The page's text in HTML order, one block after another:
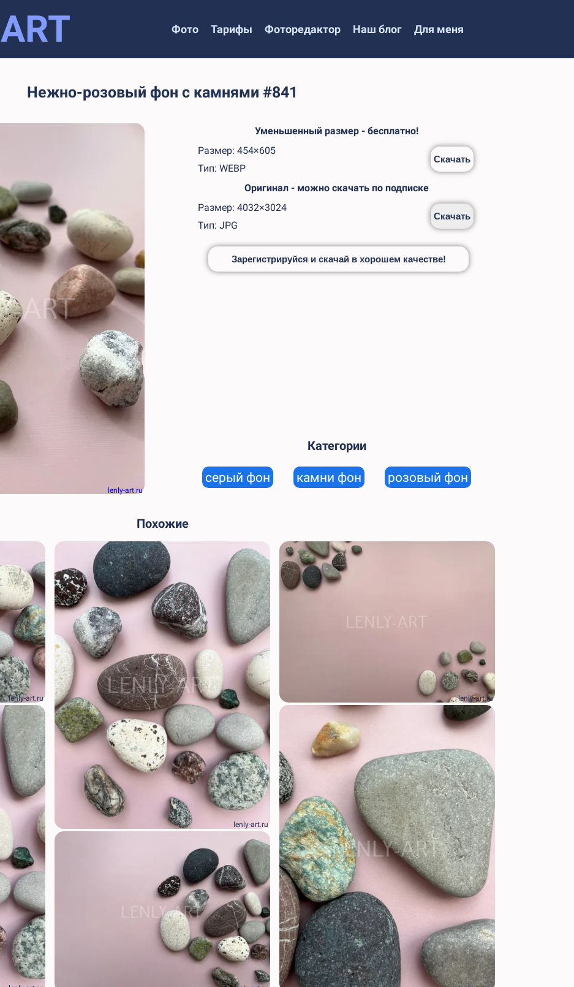
ART Фото Тарифы Фоторедактор Наш блог Для меня
Нежно-розовый фон с камнями #841
lenly-art.ru
Уменьшенный размер - бесплатно!
Размер: 454×605
Тип: WEBP
Скачать
Оригинал - можно скачать по подписке
Размер: 4032×3024
Тип: JPG
Скачать
Зарегистрируйся и скачай в хорошем качестве!
Категории
серый фон камни фон розовый фон
Похожие
lenly-art.ru
lenly-art.ru
lenly-art.ru